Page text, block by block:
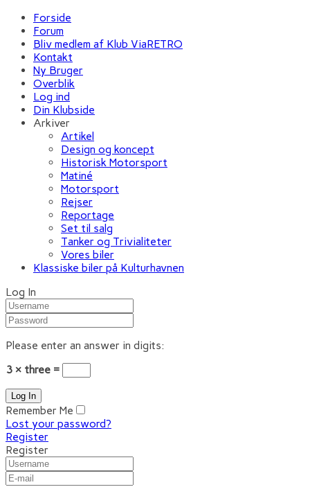
Forside
Forum
Bliv medlem af Klub ViaRETRO
Kontakt
Ny Bruger
Overblik
Log ind
Din Klubside
Arkiver
Artikel
Design og koncept
Historisk Motorsport
Matiné
Motorsport
Rejser
Reportage
Set til salg
Tanker og Trivialiteter
Vores biler
Klassiske biler på Kulturhavnen
Log In
Please enter an answer in digits:
3 × three =
Remember Me
Lost your password?
Register
Register